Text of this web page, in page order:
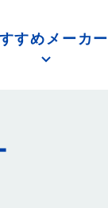
すめメーカー